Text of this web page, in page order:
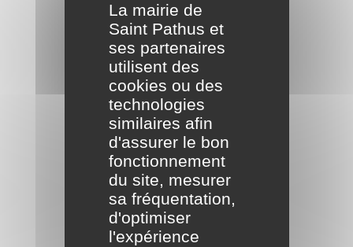
La mairie de
Saint Pathus et
ses partenaires
utilisent des
cookies ou des
technologies
similaires afin
d'assurer le bon
fonctionnement
du site, mesurer
sa fréquentation,
d'optimiser
l'expérience